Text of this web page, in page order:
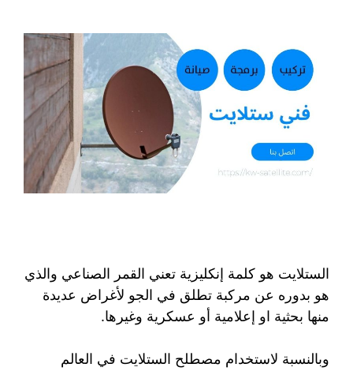
الستلايت هو كلمة إنكليزية تعني القمر الصناعي والذي
هو بدوره عن مركبة تطلق في الجو لأغراض عديدة
منها بحثية او إعلامية أو عسكرية وغيرها.
وبالنسبة لاستخدام مصطلح الستلايت في العالم